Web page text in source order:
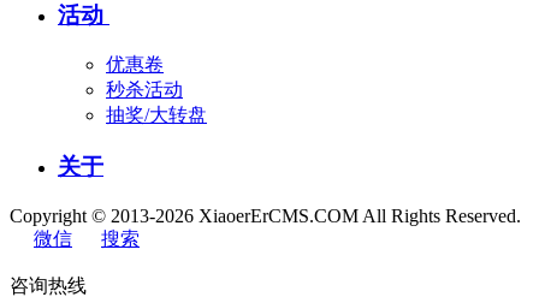
活动
优惠卷
秒杀活动
抽奖/大转盘
关于
Copyright © 2013-2026 XiaoerErCMS.COM All Rights Reserved.
微信
搜索
咨询热线